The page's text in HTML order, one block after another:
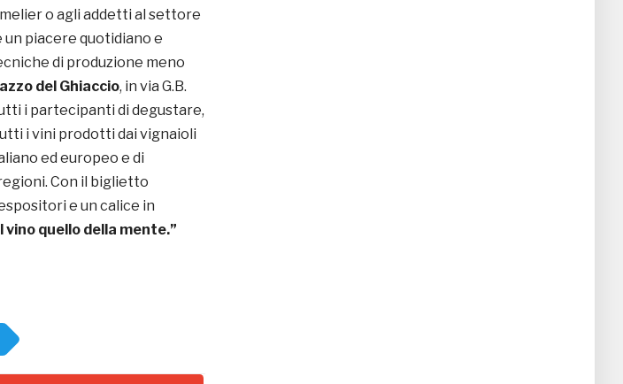
o agli addetti al settore
un piacere quotidiano e
di produzione meno
del Ghiaccio, in via G.B.
i partecipanti di degustare,
i vini prodotti dai vignaioli
ed europeo e di
Con il biglietto
e un calice in
vino quello della mente.”